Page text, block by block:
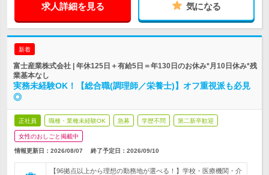
求人詳細を見る 気になる
新着
富士産業株式会社 | 年休125日＋有給5日＝年130日のお休み*月10日休み*残
業基本なし
実務未経験OK！【総合職(調理師／栄養士)】オフ重視派も必見
◎
正社員 職種・業種未経験OK 急募 学歴不問 第二新卒歓迎
女性のおしごと掲載中
情報更新日：2026/08/07 終了予定日： 2026/09/10
【96拠点以上から理想の勤務地が選べる！】学校・医療機関・介